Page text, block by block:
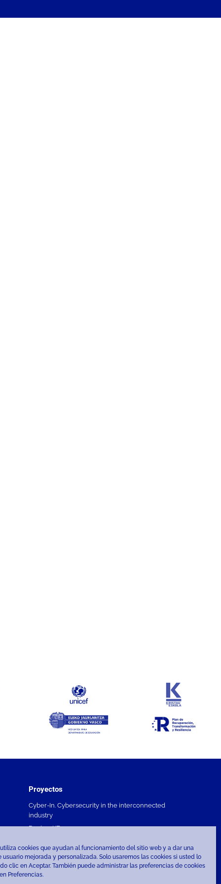
cookies que ayudan al funcionamiento del sitio web y a dar una
usuario mejorada y personalizada. Solo usaremos las cookies si usted lo
clic en Aceptar. También puede administrar las preferencias de cookies
Preferencias.
Proyectos
Cyber-In. Cybersecurity in the interconnected
industry
Devise4KE
FP innovacion
Todos los proyectos